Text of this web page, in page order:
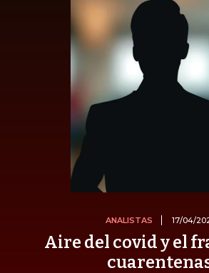
ANALISTAS 17/04/
Aire del covid y el